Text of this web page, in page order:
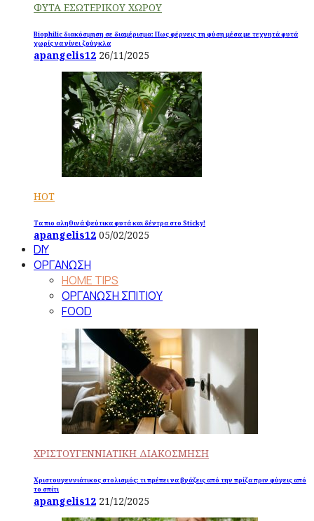
ΦΥΤΑ ΕΣΩΤΕΡΙΚΟΥ ΧΩΡΟΥ
Biophilic διακόσμηση σε διαμέρισμα: Πως φέρνεις τη φύση μέσα με τεχνητά φυτά
χωρίς να γίνει ζούγκλα
apangelis12 26/11/2025
HOT
Τα πιο αληθινά ψεύτικα φυτά και δέντρα στο Sticky!
apangelis12 05/02/2025
DIY
ΟΡΓΑΝΩΣΗ
HOME TIPS
ΟΡΓΑΝΩΣΗ ΣΠΙΤΙΟΥ
FOOD
ΧΡΙΣΤΟΥΓΕΝΝΙΑΤΙΚΗ ΔΙΑΚΟΣΜΗΣΗ
Χριστουγεννιάτικος στολισμός: τι πρέπει να βγάζεις από την πρίζα πριν φύγεις από
το σπίτι
apangelis12 21/12/2025